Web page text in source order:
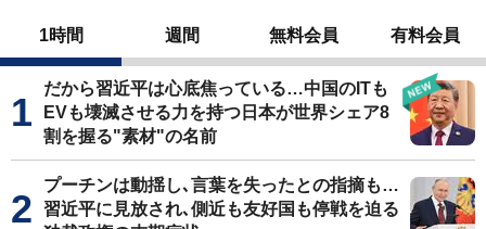
1時間 週間 無料会員 有料会員
だから習近平は心底焦っている…中国のITも
EVも壊滅させる力を持つ日本が世界シェア8
割を握る"素材"の名前
プーチンは動揺し､言葉を失ったとの指摘も…
習近平に見放され､側近も友好国も停戦を迫る